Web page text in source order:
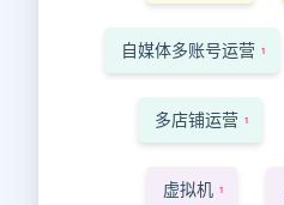
自媒体多账号运营 1
多店铺运营 1
虚拟机 1